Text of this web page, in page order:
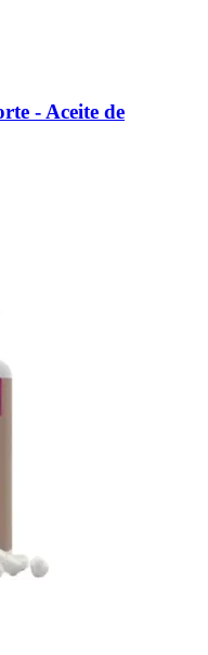
-​ Aceite de